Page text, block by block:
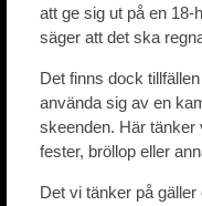
att ge sig ut på en 18-
säger att det ska
Det finns dock
använda sig av en
skeenden. Här tänker
fester, bröllop eller
Det vi tänker på